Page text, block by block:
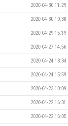
2020-04-30 11:29
2020-04-30 10:38
2020-04-29 15:19
2020-04-27 14:56
2020-04-24 18:34
2020-04-24 15:59
2020-04-23 10:09
2020-04-22 16:31
2020-04-22 16:05